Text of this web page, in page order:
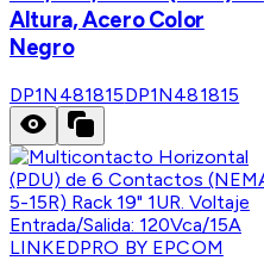
Altura, Acero Color
Negro
DP1N481815DP1N481815
LINKEDPRO BY EPCOM